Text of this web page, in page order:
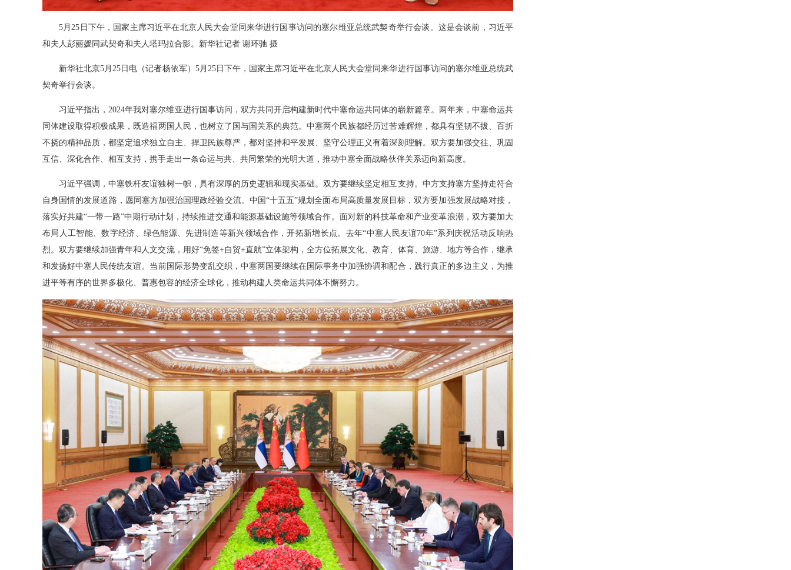
5月25日下午，国家主席习近平在北京人民大会堂同来华进行国事访问的塞尔维亚总统武契奇举行会谈。这是会谈前，习近平
和夫人彭丽媛同武契奇和夫人塔玛拉合影。新华社记者 谢环驰 摄
新华社北京5月25日电（记者杨依军）5月25日下午，国家主席习近平在北京人民大会堂同来华进行国事访问的塞尔维亚总统武
契奇举行会谈。
习近平指出，2024年我对塞尔维亚进行国事访问，双方共同开启构建新时代中塞命运共同体的崭新篇章。两年来，中塞命运共
同体建设取得积极成果，既造福两国人民，也树立了国与国关系的典范。中塞两个民族都经历过苦难辉煌，都具有坚韧不拔、百折
不挠的精神品质，都坚定追求独立自主、捍卫民族尊严，都对坚持和平发展、坚守公理正义有着深刻理解。双方要加强交往、巩固
互信、深化合作、相互支持，携手走出一条命运与共、共同繁荣的光明大道，推动中塞全面战略伙伴关系迈向新高度。
习近平强调，中塞铁杆友谊独树一帜，具有深厚的历史逻辑和现实基础。双方要继续坚定相互支持。中方支持塞方坚持走符合
自身国情的发展道路，愿同塞方加强治国理政经验交流。中国“十五五”规划全面布局高质量发展目标，双方要加强发展战略对接，
落实好共建“一带一路”中期行动计划，持续推进交通和能源基础设施等领域合作。面对新的科技革命和产业变革浪潮，双方要加大
布局人工智能、数字经济、绿色能源、先进制造等新兴领域合作，开拓新增长点。去年“中塞人民友谊70年”系列庆祝活动反响热
烈。双方要继续加强青年和人文交流，用好“免签+自贸+直航”立体架构，全方位拓展文化、教育、体育、旅游、地方等合作，继承
和发扬好中塞人民传统友谊。当前国际形势变乱交织，中塞两国要继续在国际事务中加强协调和配合，践行真正的多边主义，为推
进平等有序的世界多极化、普惠包容的经济全球化，推动构建人类命运共同体不懈努力。